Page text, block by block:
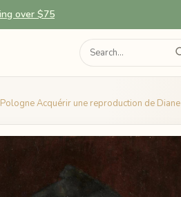
over $75
Acquérir une reproduction de Diane